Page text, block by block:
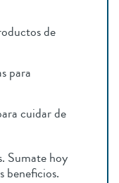
de
para
cuidar de
Sumate hoy
beneficios.